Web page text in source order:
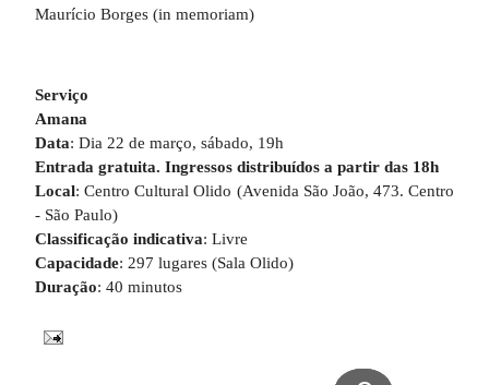
Maurício Borges (in memoriam)
Serviço
Amana
Data: Dia 22 de março, sábado, 19h
Entrada gratuita. Ingressos distribuídos a partir das 18h
Local: Centro Cultural Olido (Avenida São João, 473. Centro
- São Paulo)
Classificação indicativa: Livre
Capacidade: 297 lugares (Sala Olido)
Duração: 40 minutos